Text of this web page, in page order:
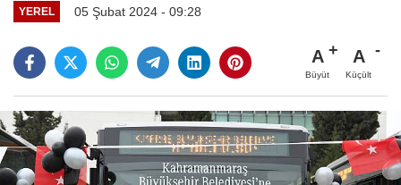
YEREL 05 Şubat 2024 - 09:28
A
Büyüt
A
Küçült